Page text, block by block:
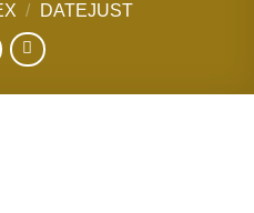
/ DATEJUST